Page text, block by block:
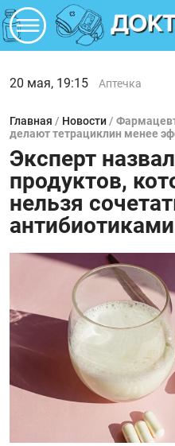
20 мая, 19:15 Аптечка
Главная / Новости /
делают тетрациклин менее
Эксперт
продуктов,
нельзя
антибиотиками